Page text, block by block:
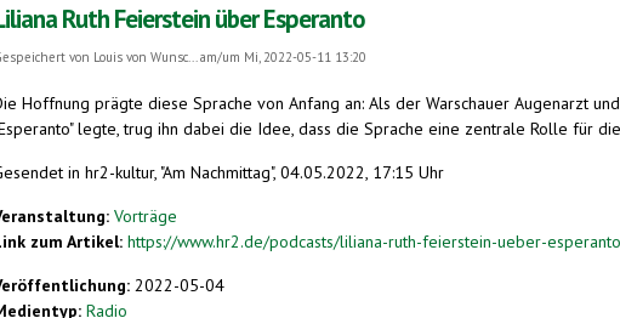
Ruth Feierstein über Esperanto
von Louis von Wunsc...am/um Mi, 2022-05-11 13:20
Hoffnung prägte diese Sprache von Anfang an: Als der Warschauer Augenarzt
legte, trug ihn dabei die Idee, dass die Sprache eine zentrale Rolle für
in hr2-kultur, "Am Nachmittag", 04.05.2022, 17:15 Uhr
Vorträge
zum Artikel: https://www.hr2.de/podcasts/liliana-ruth-feierstein-ueber-
2022-05-04
Radio